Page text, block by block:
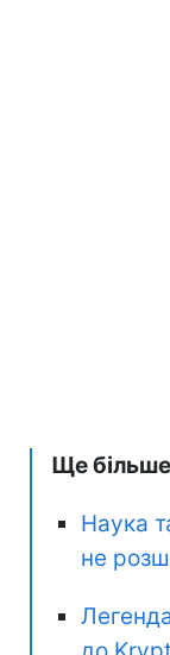
Ще більше
Наука
не